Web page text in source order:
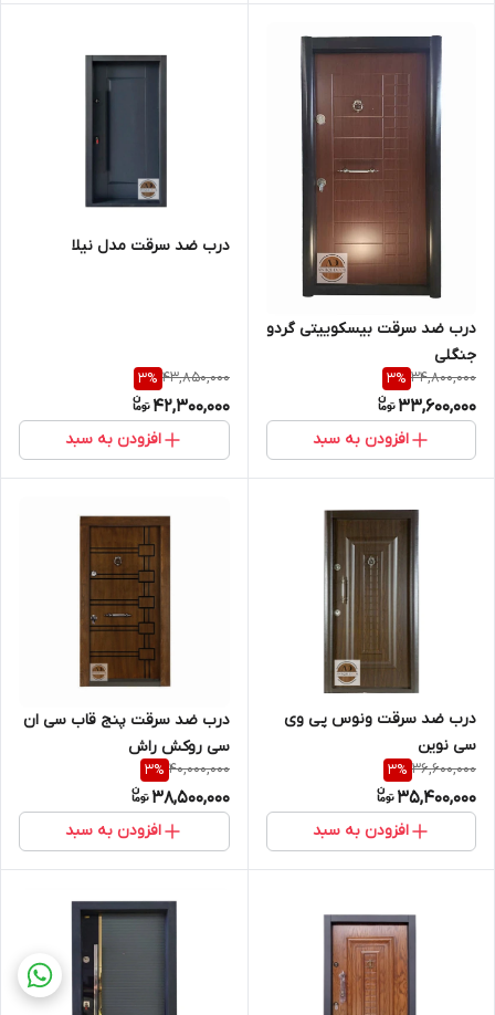
درب ضد سرقت بیسکوییتی گردو
جنگلی
34,800,000
3%
33,600,000
افزودن به سبد
درب ضد سرقت مدل نیلا
43,850,000
3%
42,300,000
افزودن به سبد
درب ضد سرقت ونوس پی وی
سی نوین
36,600,000
3%
35,400,000
افزودن به سبد
درب ضد سرقت پنج قاب سی ان
سی روکش راش
40,000,000
3%
38,500,000
افزودن به سبد